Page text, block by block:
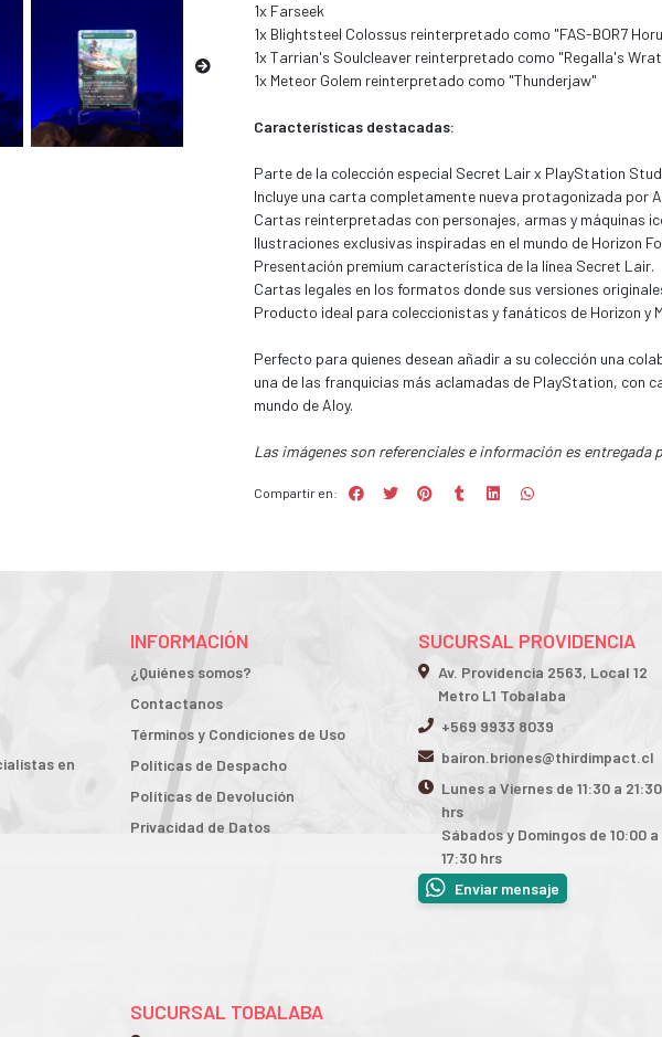
1x Farseek
1x Blightsteel Colossus reinterpretado como "FAS-BOR7
1x Tarrian's Soulcleaver reinterpretado como "Regalla's
1x Meteor Golem reinterpretado como "Thunderjaw"
Características destacadas:
Parte de la colección especial Secret Lair x PlayStation
Incluye una carta completamente nueva protagonizada por
Cartas reinterpretadas con personajes, armas y máquinas
Ilustraciones exclusivas inspiradas en el mundo de Horizon
Presentación premium característica de la línea Secret Lair.
Cartas legales en los formatos donde sus versiones
Producto ideal para coleccionistas y fanáticos de Horizon y
Perfecto para quienes desean añadir a su colección una
una de las franquicias más aclamadas de PlayStation, con
mundo de Aloy.
Las imágenes son referenciales e información es
Compartir en:
en
INFORMACIÓN
¿Quiénes somos?
Contactanos
Términos y Condiciones de Uso
Políticas de Despacho
Políticas de Devolución
Privacidad de Datos
SUCURSAL PROVIDENCIA
Av. Providencia 2563, Local 12
Metro L1 Tobalaba
+569 9933 8039
bairon.briones@thirdimpact.cl
Lunes a Viernes de 11:30 a 21:30
hrs
Sábados y Domingos de 10:00 a
17:30 hrs
Enviar mensaje
SUCURSAL TOBALABA